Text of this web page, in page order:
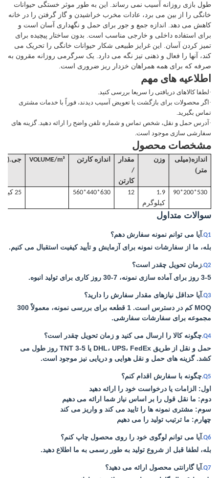
طول بازی روزانه آسیب نمی رساند. این به طور موثر خستگی حیوانات
خانگی را از بین می برد، عادات مخرب خراشیدن و گاز گرفتن را در خانه
کاهش می دهد. اندازه جمع و جور برای حمل و نگهداری آسان است و
برای استفاده داخلی و خارجی مناسب است. بدون ساختار پیچیده برای
تمیز کردن آسان. این غرایز طبیعی شکار حیوانات خانگی را تحریک می
کند، آنها را فعال و ذهنی تیز نگه می دارد. یک سرگرمی روزانه مقرون به
صرفه که برای همه همراهان خزدار ریز ضروری است.
اطلاعیه های مهم
·لطفا کالاهای دریافتی را سریعا بررسی کنید.
· اگر محصولات برای بازگشت یا تعویض آسیب دیدند، فوراً با خدمات مشتری
تماس بگیرید.
· آدرس حمل و نقل، شخص تماس و شماره تلفن واضح را ارائه دهید. گزینه های
سفارشی سازی موجود است.
مشخصات محصول
اندازه(میلی
متر )
وزن
مقدار
/
کارتن
اندازه کارتن VOLUME/m³ جی.W(KGS)
530*200*90
1.9
کیلوگرم
12
630*440*560 25 کیلوگرم
سوالات متداول
Q1. آیا می توانم نمونه سفارش دهم؟
بله، ما از سفارشات نمونه برای آزمایش و تأیید کیفیت استقبال می کنیم.
Q2. زمان تحویل چقدر است؟
3-5 روز برای آماده سازی نمونه، 7-30 روز کاری برای تولید انبوه.
Q3. آیا حداقل نیازهای مقدار سفارش را دارید؟
MOQ کم در دسترس است. 1 قطعه برای بررسی نمونه، معمولاً 300
مجموعه برای سفارشات سفارشی.
Q4. چگونه کالا را ارسال می کنید و زمان تحویل چقدر است؟
حمل و نقل از طریق DHL، UPS، FedEx یا TNT 3-5 روز طول می
کشد. گزینه های حمل و نقل هوایی و دریایی نیز موجود است.
Q5. چگونه با سفارش اقدام کنم؟
اول: الزامات یا درخواست خود را ارائه دهید
دوم: ما نقل قول را بر اساس نیاز شما ارائه می دهیم
سوم: مشتری نمونه ها را تایید می کند و واریز می کند
چهارم: ما ترتیب تولید را می دهیم
Q6. آیا می توانم لوگوی خود را روی محصول چاپ کنم؟
بله، لطفا قبل از شروع تولید به طور رسمی به ما اطلاع دهید.
Q7. آیا گارانتی محصول ارائه می دهید؟